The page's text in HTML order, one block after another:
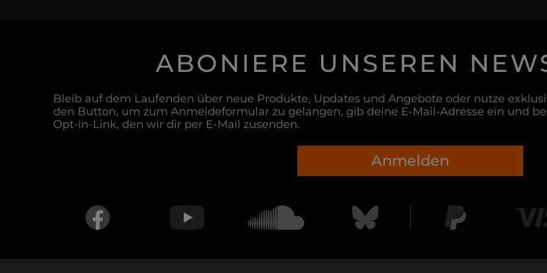
ABONIERE UNSEREN
Bleib auf dem Laufenden über neue Produkte, Updates und Angebote oder nutze
den Button, um zum Anmeldeformular zu gelangen, gib deine E-Mail-Adresse ein und
Opt-in-Link, den wir dir per E-Mail zusenden.
Anmelden